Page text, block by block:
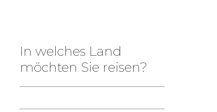
In welches Land
möchten Sie reisen?